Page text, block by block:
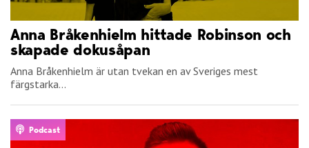
Anna Bråkenhielm hittade Robinson och
skapade dokusåpan
Anna Bråkenhielm är utan tvekan en av Sveriges mest
färgstarka...
Podcast